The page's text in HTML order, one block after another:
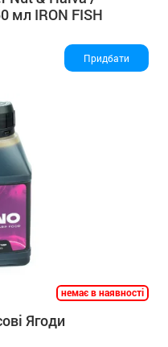
мл IRON FISH
Придбати
немає в наявності
Ягоди